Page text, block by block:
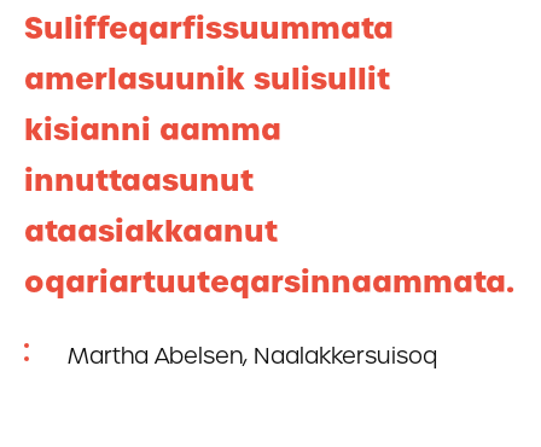
Suliffeqarfissuummata
amerlasuunik sulisullit
kisianni aamma
innuttaasunut
ataasiakkaanut
oqariartuuteqarsinnaammata.
Martha Abelsen, Naalakkersuisoq